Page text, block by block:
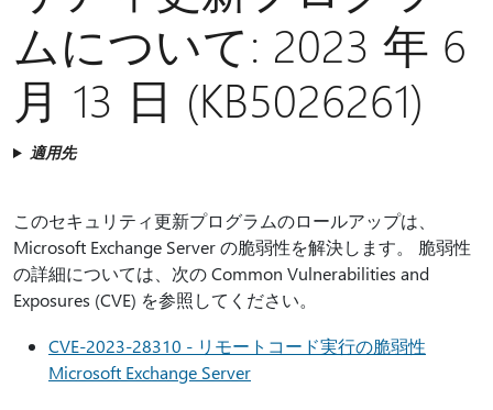
すムについて: 2023 年 6
月 13 日 (KB5026261)
適用先
このセキュリティ更新プログラムのロールアップは、
Microsoft Exchange Server の脆弱性を解決します。 脆弱性
の詳細については、次の Common Vulnerabilities and
Exposures (CVE) を参照してください。
CVE-2023-28310 - リモートコード実行の脆弱性
Microsoft Exchange Server